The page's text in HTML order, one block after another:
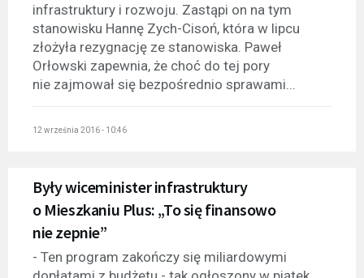
infrastruktury i rozwoju. Zastąpi on na tym
stanowisku Hannę Zych-Cisoń, która w lipcu
złożyła rezygnację ze stanowiska. Paweł
Orłowski zapewnia, że choć do tej pory
nie zajmował się bezpośrednio sprawami...
12 września 2016 - 10:46
Były wiceminister infrastruktury
o Mieszkaniu Plus: „To się finansowo
nie zepnie”
- Ten program zakończy się miliardowymi